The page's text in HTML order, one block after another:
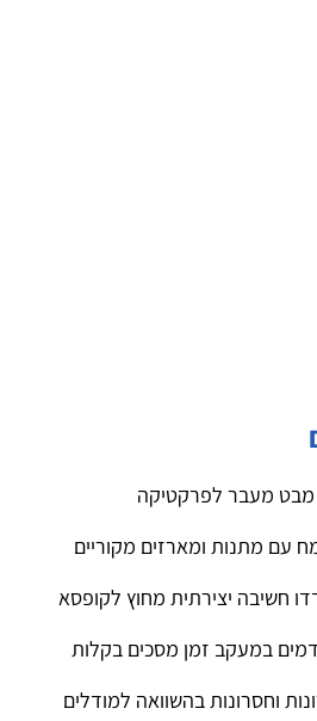
– מבט מעבר לפרקטיקה
עם מתנות ומארזים מקוריים
במעקב זמן מסכים בקלות
וחסרונות בהשוואה למודלים